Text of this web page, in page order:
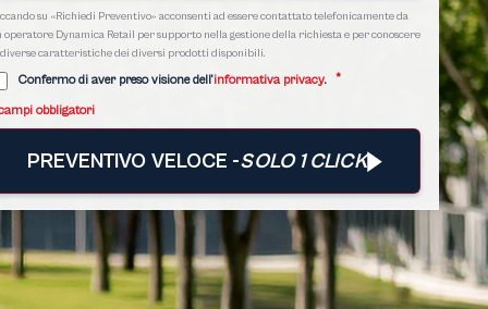
su «Richiedi Preventivo» acconsenti ad essere contattato telefonicamente da
operatore Dynamica Retail per supporto nella gestione della richiesta e per conoscere
diverse caratteristiche dei diversi prodotti disponibili.
Confermo di aver preso visione dell’informativa privacy. *
obbligatori
PREVENTIVO VELOCE -SOLO 1 CLICK